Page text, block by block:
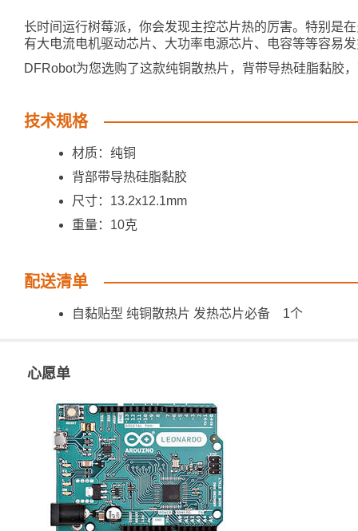
长时间运行树莓派，你会发现主控芯片热的厉害。特别是
有大电流电机驱动芯片、大功率电源芯片、电容等等容易
DFRobot为您选购了这款纯铜散热片，背带导热硅脂黏胶
技术规格
材质：纯铜
背部带导热硅脂黏胶
尺寸：13.2x12.1mm
重量：10克
配送清单
自黏贴型 纯铜散热片 发热芯片必备 1个
心愿单